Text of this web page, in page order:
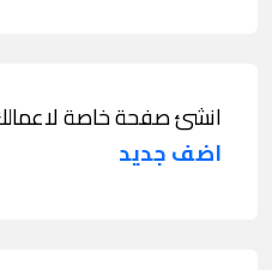
انشئ صفحة خاصة لاعمالك
اضف جديد